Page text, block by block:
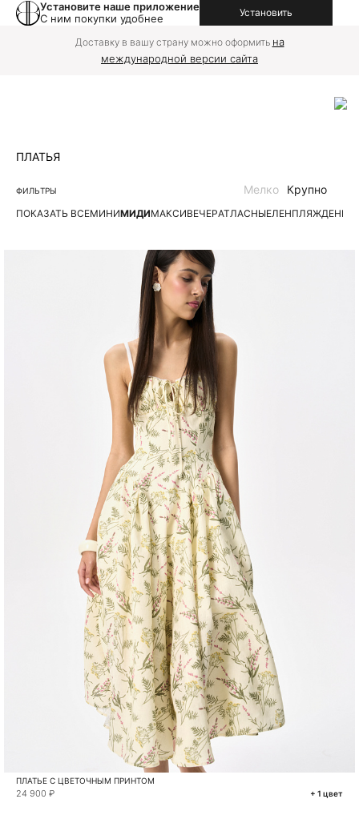
Установите наше приложение
С ним покупки удобнее
Установить
Доставку в вашу страну можно оформить на
международной версии сайта
ПЛАТЬЯ
ФИЛЬТРЫ
ПОКАЗАТЬ ВСЕМИНИМИДИМАКСИВЕЧЕРАТЛАСНЫЕЛЕНПЛЯЖДЕНИМ
Мелко Крупно
ПЛАТЬЕ С ЦВЕТОЧНЫМ ПРИНТОМ
24 900 ₽ + 1 цвет